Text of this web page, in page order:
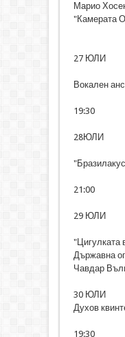
Марио
"Камерата
27 ЮЛИ
Вокален
19:30
28ЮЛИ
21:00
29 ЮЛИ
"Цигулката
Държавна
Чавдар
30 ЮЛИ
Духов
19:30